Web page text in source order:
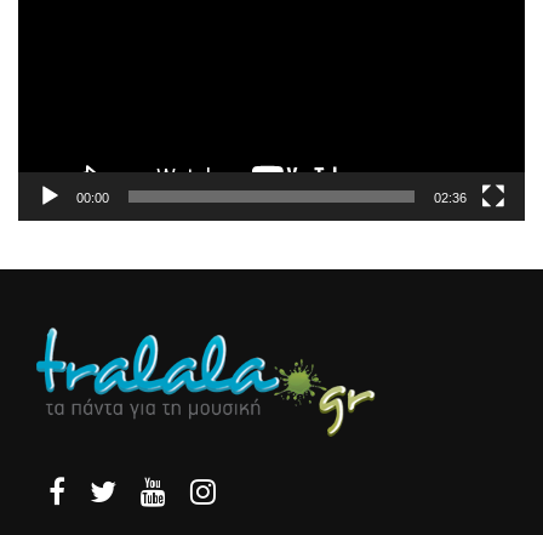
00:00 02:36